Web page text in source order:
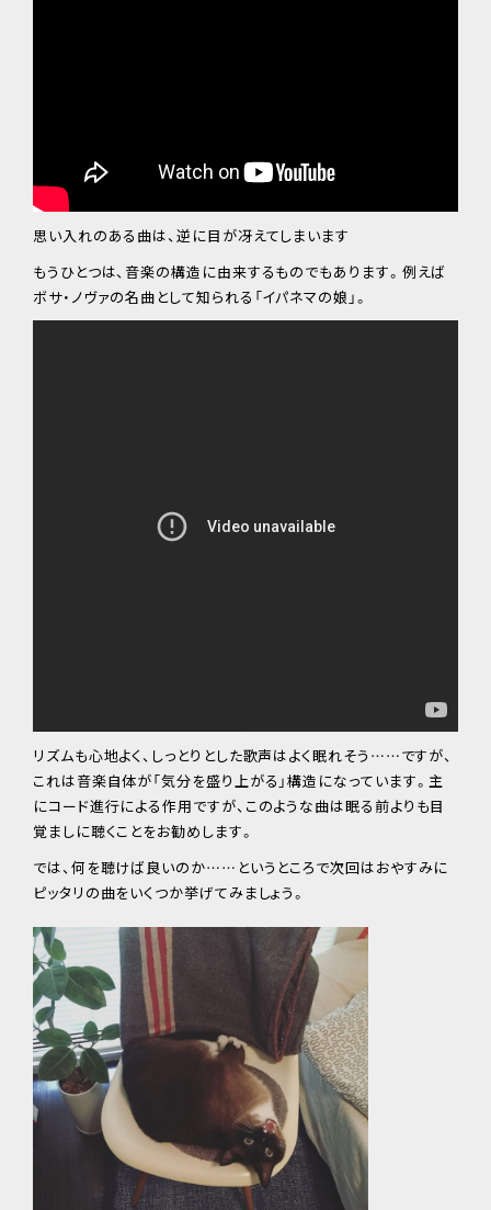
思い入れのある曲は、逆に目が冴えてしまいます
もうひとつは、音楽の構造に由来するものでもあります。例えば
ボサ・ノヴァの名曲として知られる「イパネマの娘」。
リズムも心地よく、しっとりとした歌声はよく眠れそう……ですが、
これは音楽自体が「気分を盛り上がる」構造になっています。主
にコード進行による作用ですが、このような曲は眠る前よりも目
覚ましに聴くことをお勧めします。
では、何を聴けば良いのか……というところで次回はおやすみに
ピッタリの曲をいくつか挙げてみましょう。